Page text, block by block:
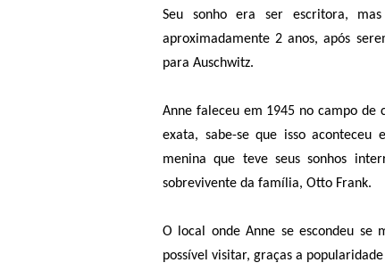
Seu sonho era ser escritora,
aproximadamente 2 anos, após
para Auschwitz.
Anne faleceu em 1945 no campo de
exata, sabe-se que isso
menina que teve seus sonhos
sobrevivente da família, Otto Frank.
O local onde Anne se escondeu
possível visitar, graças a